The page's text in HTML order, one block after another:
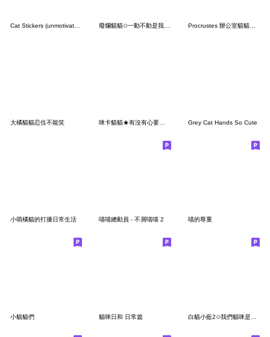
Procrustes 辦公室貓貓貼圖系列
大橘貓貓忍住不能笑 Grey Cat Hands So Cute
小萌橘貓的打擾日常生活 喵喵總動員 - 不屑喵喵 2 喵的尊重
小貓貓們 貓咪日和 日常篇